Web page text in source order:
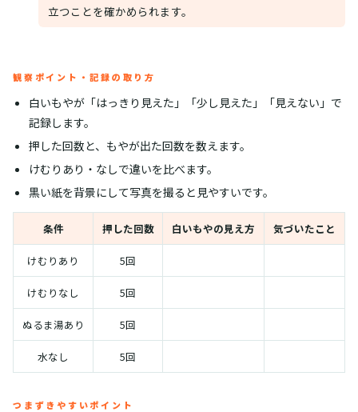
立つことを確かめられます。
観察ポイント・記録の取り方
白いもやが「はっきり見えた」「少し見えた」「見えない」で
記録します。
押した回数と、もやが出た回数を数えます。
けむりあり・なしで違いを比べます。
黒い紙を背景にして写真を撮ると見やすいです。
条件 押した回数 白いもやの見え方 気づいたこと
けむりあり 5回
けむりなし 5回
ぬるま湯あり 5回
水なし 5回
つまずきやすいポイント